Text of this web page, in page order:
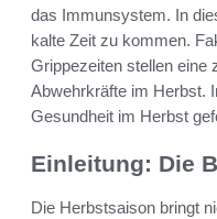
das Immunsystem. In
kalte Zeit zu kommen.
Grippezeiten stellen eine
Abwehrkräfte im Herbst.
Gesundheit im Herbst
Einleitung: Die
Die Herbstsaison bringt